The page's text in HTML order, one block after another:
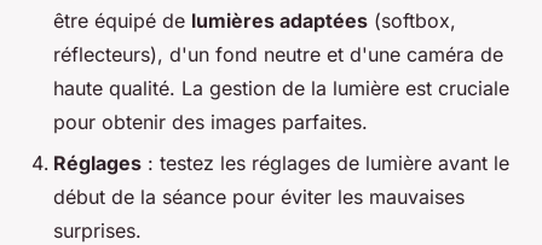
être équipé de lumières adaptées (softbox,
réflecteurs), d'un fond neutre et d'une caméra de
haute qualité. La gestion de la lumière est cruciale
pour obtenir des images parfaites.
Réglages : testez les réglages de lumière avant le
début de la séance pour éviter les mauvaises
surprises.